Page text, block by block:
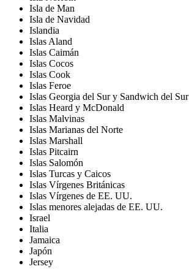
Isla de Man
Isla de Navidad
Islandia
Islas Aland
Islas Caimán
Islas Cocos
Islas Cook
Islas Feroe
Islas Georgia del Sur y Sandwich del Sur
Islas Heard y McDonald
Islas Malvinas
Islas Marianas del Norte
Islas Marshall
Islas Pitcairn
Islas Salomón
Islas Turcas y Caicos
Islas Vírgenes Británicas
Islas Vírgenes de EE. UU.
Islas menores alejadas de EE. UU.
Israel
Italia
Jamaica
Japón
Jersey